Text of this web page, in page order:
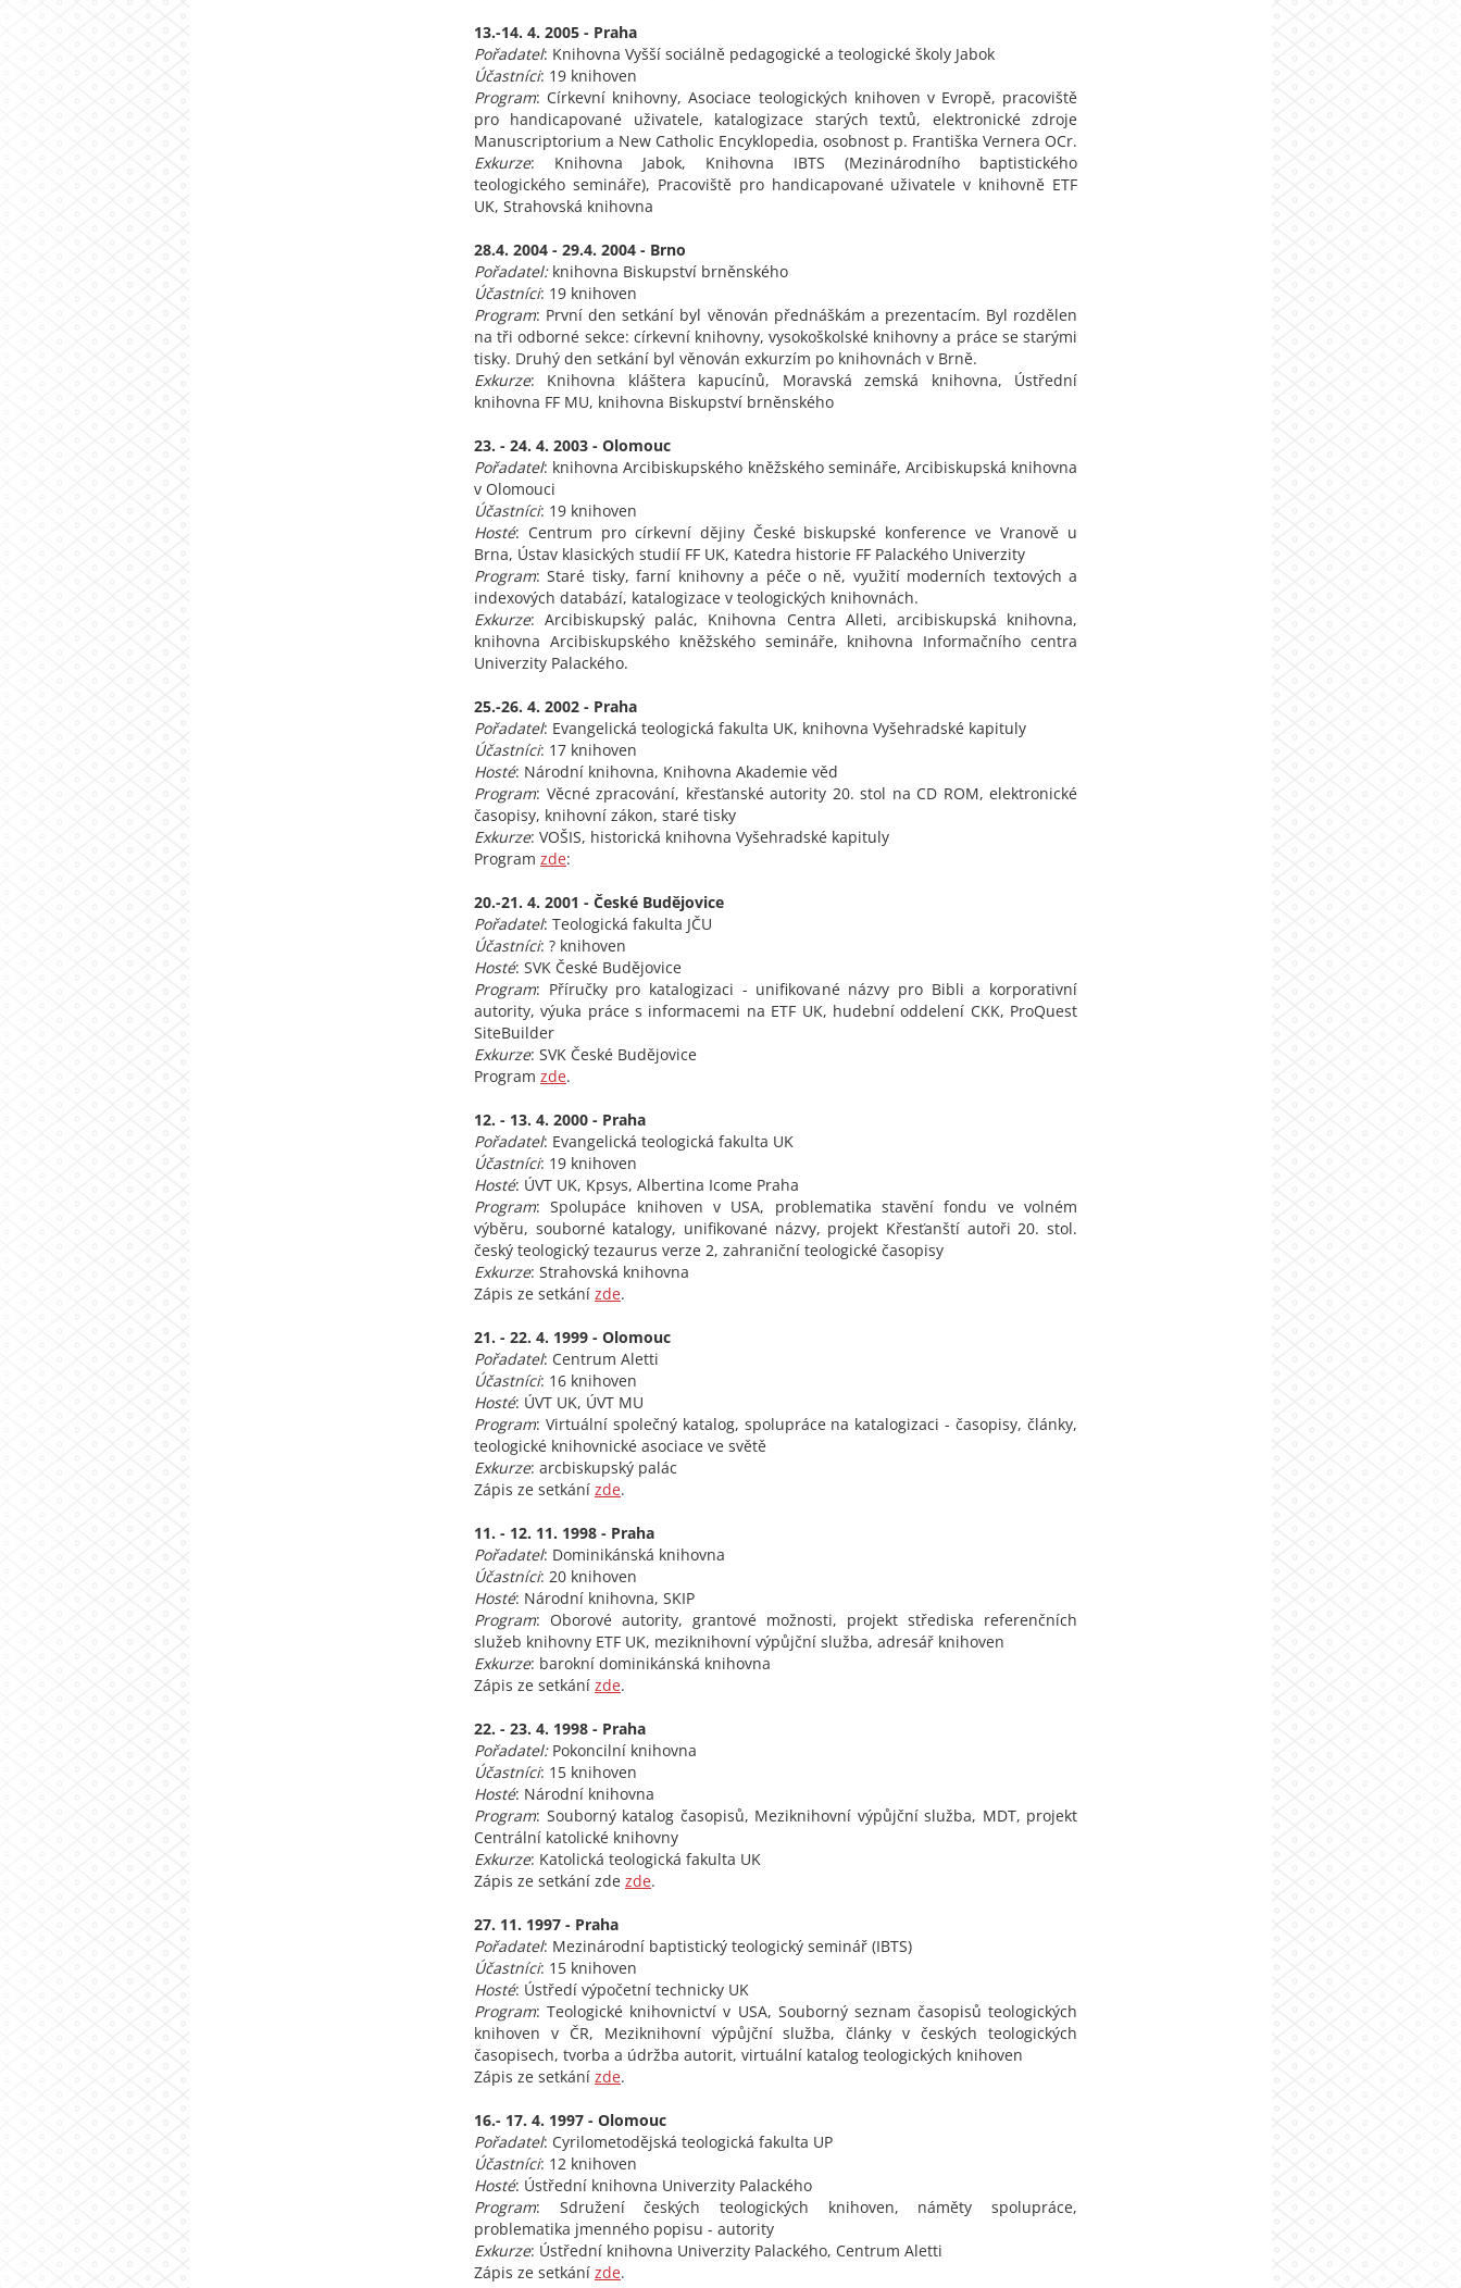
13.-14. 4. 2005 - Praha
Pořadatel: Knihovna Vyšší sociálně pedagogické a teologické školy Jabok
Účastníci: 19 knihoven
Program: Církevní knihovny, Asociace teologických knihoven v Evropě, pracoviště
pro handicapované uživatele, katalogizace starých textů, elektronické zdroje
Manuscriptorium a New Catholic Encyklopedia, osobnost p. Františka Vernera OCr.
Exkurze: Knihovna Jabok, Knihovna IBTS (Mezinárodního baptistického
teologického semináře), Pracoviště pro handicapované uživatele v knihovně ETF
UK, Strahovská knihovna
28.4. 2004 - 29.4. 2004 - Brno
Pořadatel:knihovna Biskupství brněnského
Účastníci: 19 knihoven
Program: První den setkání byl věnován přednáškám a prezentacím. Byl rozdělen
na tři odborné sekce: církevní knihovny, vysokoškolské knihovny a práce se starými
tisky. Druhý den setkání byl věnován exkurzím po knihovnách v Brně.
Exkurze: Knihovna kláštera kapucínů, Moravská zemská knihovna, Ústřední
knihovna FF MU, knihovna Biskupství brněnského
23. - 24. 4. 2003 - Olomouc
Pořadatel: knihovna Arcibiskupského kněžského semináře, Arcibiskupská knihovna
v Olomouci
Účastníci: 19 knihoven
Hosté: Centrum pro církevní dějiny České biskupské konference ve Vranově u
Brna, Ústav klasických studií FF UK, Katedra historie FF Palackého Univerzity
Program: Staré tisky, farní knihovny a péče o ně, využití moderních textových a
indexových databází, katalogizace v teologických knihovnách.
Exkurze: Arcibiskupský palác, Knihovna Centra Alleti, arcibiskupská knihovna,
knihovna Arcibiskupského kněžského semináře, knihovna Informačního centra
Univerzity Palackého.
25.-26. 4. 2002 - Praha
Pořadatel: Evangelická teologická fakulta UK, knihovna Vyšehradské kapituly
Účastníci: 17 knihoven
Hosté: Národní knihovna, Knihovna Akademie věd
Program: Věcné zpracování, křesťanské autority 20. stol na CD ROM, elektronické
časopisy, knihovní zákon, staré tisky
Exkurze: VOŠIS, historická knihovna Vyšehradské kapituly
Program zde:
20.-21. 4. 2001 - České Budějovice
Pořadatel: Teologická fakulta JČU
Účastníci: ? knihoven
Hosté: SVK České Budějovice
Program: Příručky pro katalogizaci - unifikované názvy pro Bibli a korporativní
autority, výuka práce s informacemi na ETF UK, hudební oddelení CKK, ProQuest
SiteBuilder
Exkurze: SVK České Budějovice
Program zde.
12. - 13. 4. 2000 - Praha
Pořadatel: Evangelická teologická fakulta UK
Účastníci: 19 knihoven
Hosté: ÚVT UK, Kpsys, Albertina Icome Praha
Program: Spolupáce knihoven v USA, problematika stavění fondu ve volném
výběru, souborné katalogy, unifikované názvy, projekt Křesťanští autoři 20. stol.
český teologický tezaurus verze 2, zahraniční teologické časopisy
Exkurze: Strahovská knihovna
Zápis ze setkání zde.
21. - 22. 4. 1999 - Olomouc
Pořadatel: Centrum Aletti
Účastníci: 16 knihoven
Hosté: ÚVT UK, ÚVT MU
Program: Virtuální společný katalog, spolupráce na katalogizaci - časopisy, články,
teologické knihovnické asociace ve světě
Exkurze: arcbiskupský palác
Zápis ze setkání zde.
11. - 12. 11. 1998 - Praha
Pořadatel: Dominikánská knihovna
Účastníci: 20 knihoven
Hosté: Národní knihovna, SKIP
Program: Oborové autority, grantové možnosti, projekt střediska referenčních
služeb knihovny ETF UK, meziknihovní výpůjční služba, adresář knihoven
Exkurze: barokní dominikánská knihovna
Zápis ze setkání zde.
22. - 23. 4. 1998 - Praha
Pořadatel:Pokoncilní knihovna
Účastníci: 15 knihoven
Hosté: Národní knihovna
Program: Souborný katalog časopisů, Meziknihovní výpůjční služba, MDT, projekt
Centrální katolické knihovny
Exkurze: Katolická teologická fakulta UK
Zápis ze setkání zde zde.
27. 11. 1997 - Praha
Pořadatel: Mezinárodní baptistický teologický seminář (IBTS)
Účastníci: 15 knihoven
Hosté: Ústředí výpočetní technicky UK
Program: Teologické knihovnictví v USA, Souborný seznam časopisů teologických
knihoven v ČR, Meziknihovní výpůjční služba, články v českých teologických
časopisech, tvorba a údržba autorit, virtuální katalog teologických knihoven
Zápis ze setkání zde.
16.- 17. 4. 1997 - Olomouc
Pořadatel: Cyrilometodějská teologická fakulta UP
Účastníci: 12 knihoven
Hosté: Ústřední knihovna Univerzity Palackého
Program: Sdružení českých teologických knihoven, náměty spolupráce,
problematika jmenného popisu - autority
Exkurze: Ústřední knihovna Univerzity Palackého, Centrum Aletti
Zápis ze setkání zde.